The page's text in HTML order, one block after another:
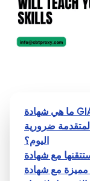
ضرورية
اليوم؟